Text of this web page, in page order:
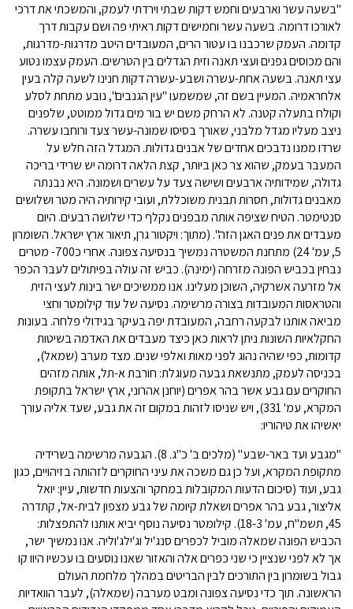
"בשעה עשר וארבעים וחמש דקות שבתי וירדתי לעמק, והמשכתי את דרכי
לאורכו דרומה. בשעה עשר וחמישים דקות ראיתי פה ושם עקבות דרך
קדומה. העמק שרכבנו בו עטור הרים, המעובדים היטב מדרגות-מדרגות,
והם מכוסים גפנים ועצי תאנה וזית הגדלים בין הטרשים. העמק עצמו נטוע
עצי תאנה. בשעה אחת-עשרה ושבע-עשרה דקות חנינו לשעה קלה בעין
אלחראמיה. המעיין בשם זה, שמשמעו "עין הגנבים", נובע מתחת לסלע
וקולח בתעלה קטנה. לא הרחק משם יש בור מים גדול ממוטט, שלפנים
ניצב מעליו מגדל מלבני, שאורך בסיסו שמונה-עשר צעד ורוחבו עשרה.
שרדו ממנו נדבכים אחדים של אבנים גדולות. המגדל הזה חלש על
המעבר בעמק, שהוא צר כאן ביותר, קצת הלאה דרומה יש שרידי בריכה
גדולה, שמידותיה ארבעים ושישה צעד על עשרים ושמונה. היא נבנתה
מאבנים גדולות, חסרות תבנית משוכללת, ועובי קירותיה היה מטר ושלושים
סנטימטר. הטיח שציפה אותה מבפנים נקלף כדי שלושה רבעים. היום
מעבדים את פנים האגן הזה". (מתוך: ויקטור גרן, תיאור ארץ ישראל. השומרון
5, עמ' 24) מתחנת המשטרה נמשיך בנסיעה צפונה. אחרי כ700- מטרים
נבחין בכביש הפונה מזרחה (ימינה). כביש זה עולה בפיתולים לעבר הכפר
אל מזרעה אשרקיה, השוכן מעלינו. אנו ממשיכים ישר בינות לעצי הזית
והטראסות המעובדות בצורה מרשימה. נסיעה של עוד קילומטר וחצי
מביאה אותנו לבקעה רחבה, המעובדת יפה בעיקר בגידולי פלחה. בעונות
החקלאיות השונות ניתן לראות כאן כיצד מעבדים את האדמה בשיטות
קדומות, כפי שהיה נהוג לפני מאות ואלפי שנים. מצד מערב (שמאל),
בכניסה לעמק, מתנשאת גבעה מעוגלת: חורבת א-תל, אותה מזהים
החוקרים עם גבע אשר בהר אפרים (יוחנן אהרוני, ארץ ישראל בתקופת
המקרא, עמ' 331), ויש שניסו לזהות במקום זה את גבע, שעד אליה עורך
יאשיהו את טיהוריו:
"מגבע ועד באר-שבע" (מלכים ב' כ"ג. 8). הגבעה מרשימה בשרידיה
מתקופת המקרא, ועל כן גם משכה את עיני החוקרים לזהותה בזיהויים, כגון
גבע, ועוד (סיכום הדעות המקובלות במחקר והצעות חדשות, עיין: יואל
אליצור, גבע בהר אפרים ושאלת קיומה של גבע מצפון לבית-אל, קתדרה
45, תשמ"ח, עמ' 18-3). קילומטר נסיעה נוסף יביא אותנו להתפצלות:
הכביש הפונה שמאלה מוביל לכפרים סנג'יל וג'ילג'וליה. אנו נמשיך ישר,
אך לא לפני שנציין כי שני כפרים אלה והאזור שאנו נוסעים בו עכשיו היוו קו
גבול בשומרון בין התורכים לבין הבריטים במהלך מלחמת העולם
הראשונה. תוך כדי נסיעה צפונה ומבט מערבה (שמאלה), לעבר הוואדיות